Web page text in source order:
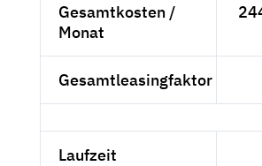
Gesamtkosten /
Monat
Gesamtleasingfaktor
Laufzeit